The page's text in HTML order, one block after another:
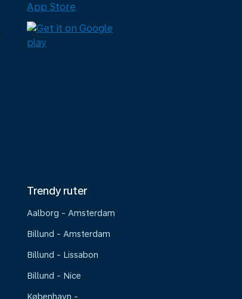
Trendy ruter
Aalborg - Amsterdam
Billund - Amsterdam
Billund - Lissabon
Billund - Nice
København -